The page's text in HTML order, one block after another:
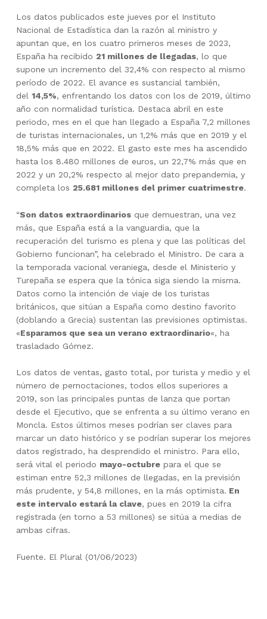
Los datos publicados este jueves por el Instituto
Nacional de Estadística dan la razón al ministro y
apuntan que, en los cuatro primeros meses de 2023,
España ha recibido 21 millones de llegadas, lo que
supone un incremento del 32,4% con respecto al mismo
período de 2022. El avance es sustancial también,
del 14,5%, enfrentando los datos con los de 2019, último
año con normalidad turística. Destaca abril en este
periodo, mes en el que han llegado a España 7,2 millones
de turistas internacionales, un 1,2% más que en 2019 y el
18,5% más que en 2022. El gasto este mes ha ascendido
hasta los 8.480 millones de euros, un 22,7% más que en
2022 y un 20,2% respecto al mejor dato prepandemia, y
completa los 25.681 millones del primer cuatrimestre.
“Son datos extraordinariosque demuestran, una vez
más, que España está a la vanguardia, que la
recuperación del turismo es plena y que las políticas del
Gobierno funcionan”, ha celebrado el Ministro. De cara a
la temporada vacional veraniega, desde el Ministerio y
Turepaña se espera que la tónica siga siendo la misma.
Datos como la intención de viaje de los turistas
británicos, que sitúan a España como destino favorito
(doblando a Grecia) sustentan las previsiones optimistas.
«Esparamos que sea un verano extraordinario«, ha
trasladado Gómez.
Los datos de ventas, gasto total, por turista y medio y el
número de pernoctaciones, todos ellos superiores a
2019, son las principales puntas de lanza que portan
desde el Ejecutivo, que se enfrenta a su último verano en
Moncla. Estos últimos meses podrían ser claves para
marcar un dato histórico y se podrían superar los mejores
datos registrado, ha desprendido el ministro. Para ello,
será vital el periodo mayo-octubrepara el que se
estiman entre 52,3 millones de llegadas, en la previsión
más prudente, y 54,8 millones, en la más optimista. En
este intervalo estará la clave, pues en 2019 la cifra
registrada (en torno a 53 millones) se sitúa a medias de
ambas cifras.
Fuente. El Plural (01/06/2023)